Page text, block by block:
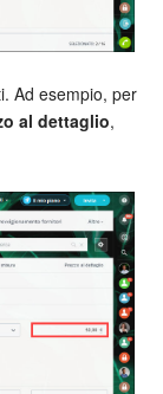
Ad esempio, per
al dettaglio,